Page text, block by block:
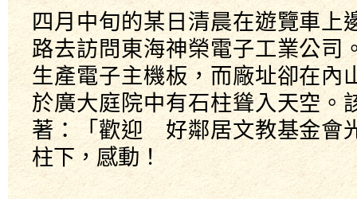
四月中旬的某日清晨在遊覽車上
路去訪問東海神榮電子工業公司
生產電子主機板，而廠址卻在內
於廣大庭院中有石柱聳入天空。
著：「歡迎 好鄰居文教基金會
柱下，感動！